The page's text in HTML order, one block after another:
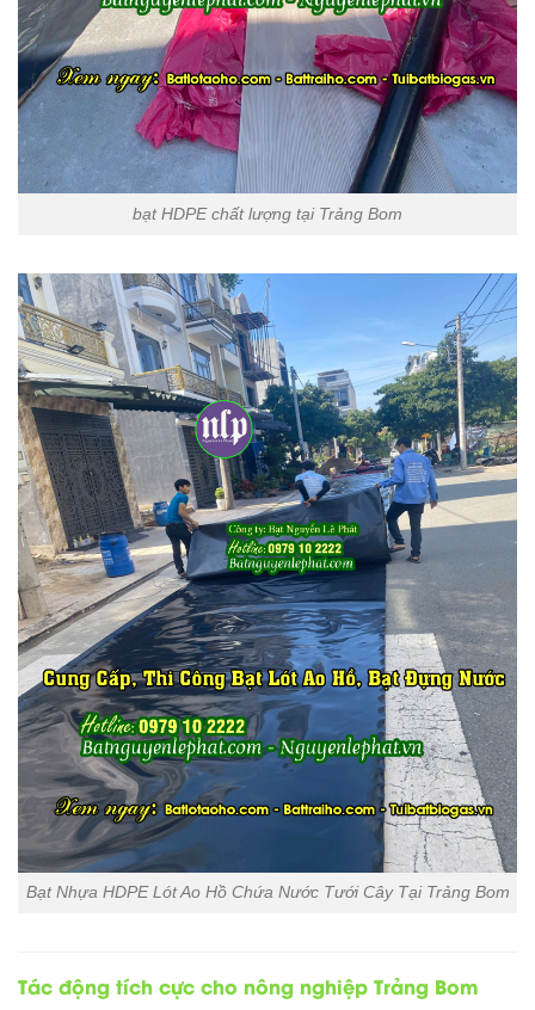
bạt HDPE chất lượng tại Trảng Bom
Bạt Nhựa HDPE Lót Ao Hồ Chứa Nước Tưới Cây Tại Trảng Bom
Tác động tích cực cho nông nghiệp Trảng Bom